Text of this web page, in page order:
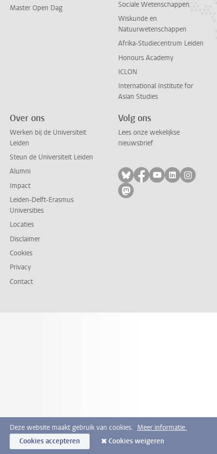
Master Open Dag
Sociale Wetenschappen
Wiskunde en
Natuurwetenschappen
Afrika-Studiecentrum Leiden
Honours Academy
ICLON
International Institute for
Asian Studies
Over ons
Werken bij de Universiteit
Leiden
Steun de Universiteit Leiden
Alumni
Impact
Leiden-Delft-Erasmus
Universities
Locaties
Disclaimer
Cookies
Privacy
Contact
Volg ons
Lees onze wekelijkse
nieuwsbrief
Volg ons op bluesky
Volg ons op
Volg ons op
Volg ons
Volg
Volg ons op mastodon
Deze website maakt gebruik van cookies. Meer informatie.
Cookies accepteren
Cookies weigeren